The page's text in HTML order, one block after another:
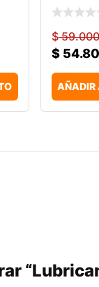
$59.000
$
AÑADIR